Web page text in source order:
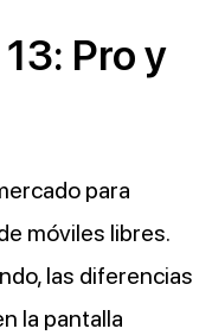
Pro y
para
móviles libres.
las diferencias
la pantalla